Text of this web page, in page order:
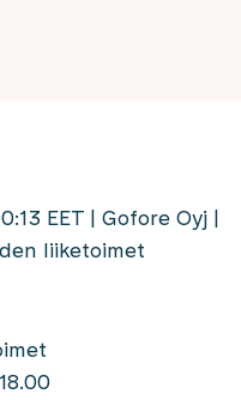
EET | Gofore Oyj |
liiketoimet